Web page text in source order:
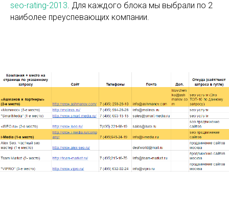
seo-rating-2013. Для каждого блока мы выбрали по 2
наиболее преуспевающих компании.